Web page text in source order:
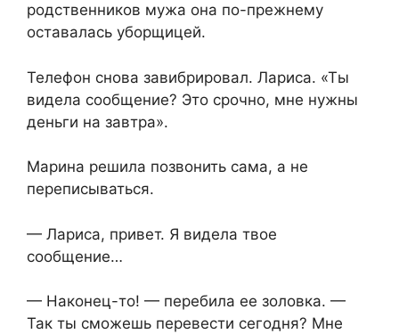
родственников мужа она по-прежнему
оставалась уборщицей.
Телефон снова завибрировал. Лариса. «Ты
видела сообщение? Это срочно, мне нужны
деньги на завтра».
Марина решила позвонить сама, а не
переписываться.
— Лариса, привет. Я видела твое
сообщение…
— Наконец-то! — перебила ее золовка. —
Так ты сможешь перевести сегодня? Мне